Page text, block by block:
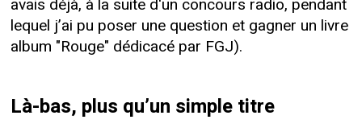
avais déjà, à la suite d'un concours radio, pendant
lequel j’ai pu poser une question et gagner un livre
album "Rouge" dédicacé par FGJ).
Là-bas, plus qu’un simple titre